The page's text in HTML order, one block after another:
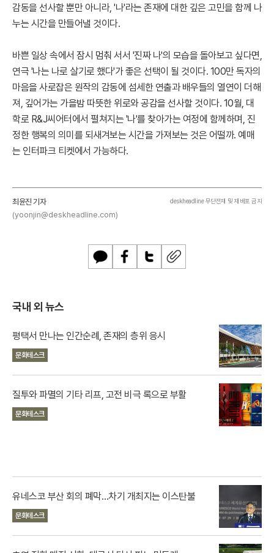
감동을 선사할 뿐만 아니라, '나'라는 존재에 대한 깊은 고민을 함께 나
누는 시간을 만들어낼 것이다.
바쁜 일상 속에서 잠시 멈춰 서서 '진짜 나'의 모습을 돌아보고 싶다면,
연극 '나는 나로 살기로 했다'가 좋은 선택이 될 것이다. 100만 독자의
마음을 사로잡은 원작의 감동에 섬세한 연출과 배우들의 열연이 더해
져, 깊어가는 가을밤 따뜻한 위로와 공감을 선사할 것이다. 10월, 대
학로 R&J씨어터에서 펼쳐지는 '나'를 찾아가는 여정에 함께하며, 진
정한 행복의 의미를 되새겨보는 시간을 가져보는 것은 어떨까. 예매
는 인터파크 티켓에서 가능하다.
최윤진 기자
(yoonjin@deskheadline.com)
deskheadline 무단전재 및 재배포 금지
카
페
트
U
국내 외 뉴스
평택서 만나는 인간순례, 존재의 층위 응시
문화테스크
질투와 파멸의 기타 리프, 고전 비극 록으로 부활
문화테스크
유네스코 부산 회의 폐막…차기 개최지는 이스탄불
문화테스크